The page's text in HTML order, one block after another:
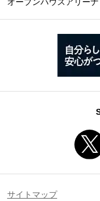
オープンハウスアリーナ
サイトマップ